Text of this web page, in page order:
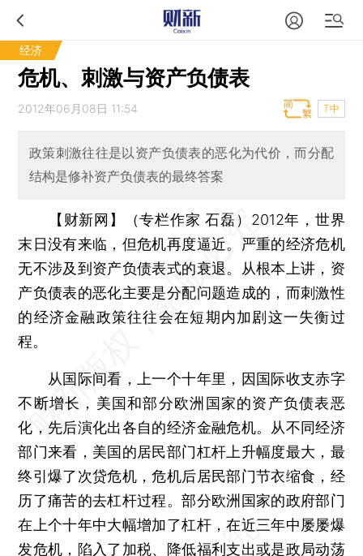
经济
危机、刺激与资产负债表
2012年06月08日 11:54 T中
政策刺激往往是以资产负债表的恶化为代价，而分配
结构是修补资产负债表的最终答案
【财新网】（专栏作家 石磊） 2012年，世界
末日没有来临，但危机再度逼近。严重的经济危机
无不涉及到资产负债表式的衰退。从根本上讲，资
产负债表的恶化主要是分配问题造成的，而刺激性
的经济金融政策往往会在短期内加剧这一失衡过
程。
从国际间看，上一个十年里，因国际收支赤字
不断增长，美国和部分欧洲国家的资产负债表恶
化，先后演化出各自的经济金融危机。从不同经济
部门来看，美国的居民部门杠杆上升幅度最大，最
终引爆了次贷危机，危机后居民部门节衣缩食，经
历了痛苦的去杠杆过程。部分欧洲国家的政府部门
在上个十年中大幅增加了杠杆，在近三年中屡屡爆
发危机，陷入了加税、降低福利支出或是政局动荡